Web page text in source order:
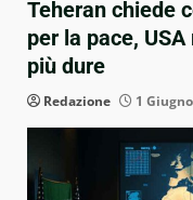
Teheran chiede
per la pace,
più dure
Redazione 1